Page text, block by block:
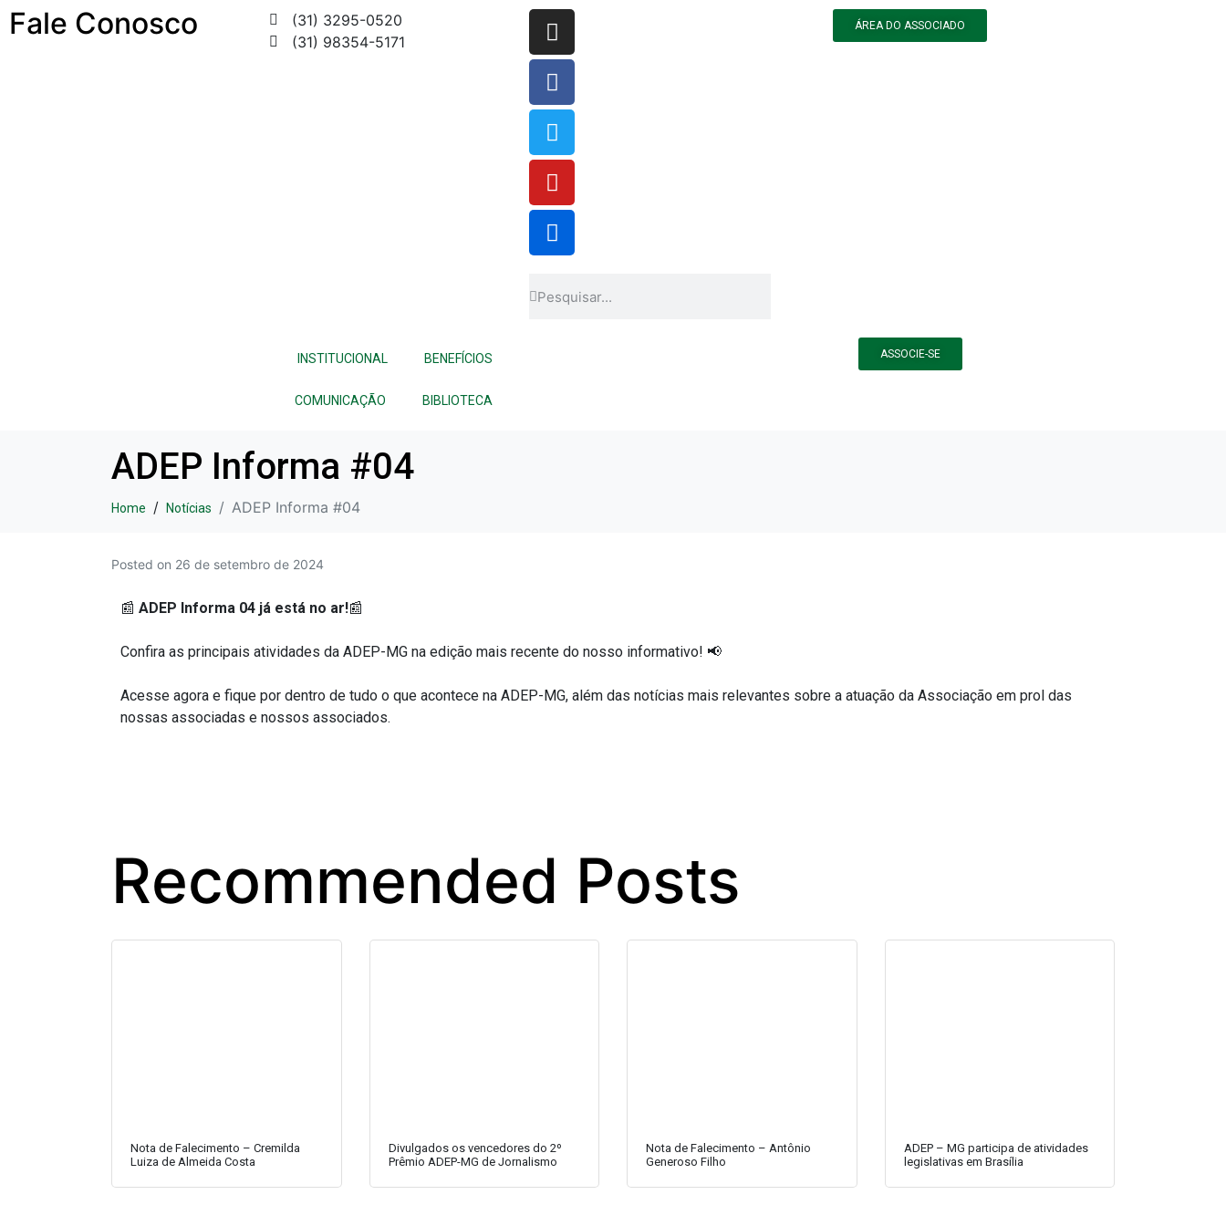
Fale Conosco
(31) 3295-0520
(31) 98354-5171
ÁREA DO ASSOCIADO
INSTITUCIONAL BENEFÍCIOS
COMUNICAÇÃO BIBLIOTECA
ASSOCIE-SE
ADEP Informa #04
Home Notícias ADEP Informa #04
Posted on 26 de setembro de 2024
📰 ADEP Informa 04 já está no ar!📰
Confira as principais atividades da ADEP-MG na edição mais recente do nosso informativo! 📢
Acesse agora e fique por dentro de tudo o que acontece na ADEP-MG, além das notícias mais relevantes sobre a atuação da Associação em prol das
nossas associadas e nossos associados.
Recommended Posts
Nota de Falecimento – Cremilda
Luiza de Almeida Costa
Divulgados os vencedores do 2º
Prêmio ADEP-MG de Jornalismo
Nota de Falecimento – Antônio
Generoso Filho
ADEP – MG participa de atividades
legislativas em Brasília